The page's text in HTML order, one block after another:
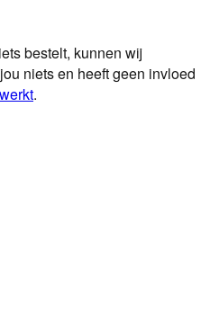
bestelt, kunnen wij
niets en heeft geen invloed
.